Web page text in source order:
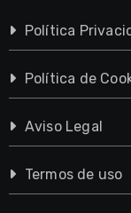
Política
Política de
Aviso Legal
Termos de uso